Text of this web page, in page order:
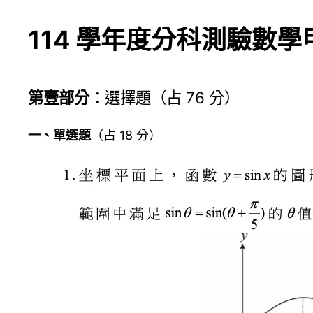
114 學年度分科測驗數學
第壹部分：選擇題（占 76 分）
一、單選題 （占 18 分）